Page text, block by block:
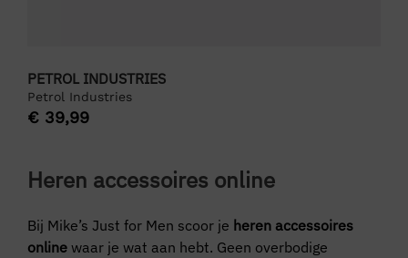
PETROL INDUSTRIES
Petrol Industries
€ 39,99
Heren accessoires online
Bij Mike’s Just for Men scoor je heren accessoires
online waar je wat aan hebt. Geen overbodige